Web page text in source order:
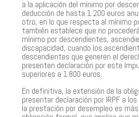
a la aplicación del mínimo por
deducción de hasta 1.200 euros
otro, en lo que respecta al mínimo
también establece que no
mínimo por descendientes,
discapacidad, cuando los
descendientes que generen el
presenten declaración por este
superiores a 1.800 euros.
En definitiva, la extensión de la
presentar declaración por IRPF a
la prestación por desempleo es